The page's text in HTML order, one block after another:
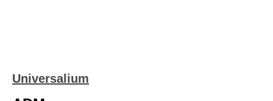
Universalium